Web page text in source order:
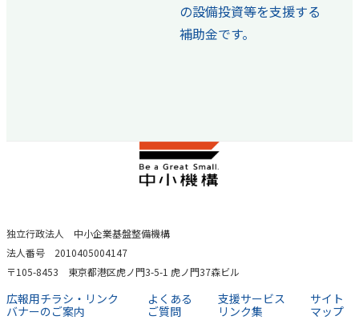
の設備投資等を支援する
補助金です。
独立行政法人 中小企業基盤整備機構
法人番号 2010405004147
〒105-8453 東京都港区虎ノ門3-5-1 虎ノ門37森ビル
広報用チラシ・リンク
バナーのご案内
よくある
ご質問
支援サービス
リンク集
サイト
マップ